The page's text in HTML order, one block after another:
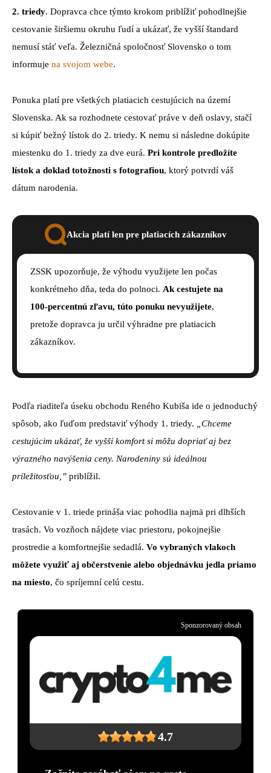
2. triedy. Dopravca chce týmto krokom priblížiť pohodlnejšie
cestovanie širšiemu okruhu ľudí a ukázať, že vyšší štandard
nemusí stáť veľa. Železničná spoločnosť Slovensko o tom
informuje na svojom webe.
Ponuka platí pre všetkých platiacich cestujúcich na území
Slovenska. Ak sa rozhodnete cestovať práve v deň oslavy, stačí
si kúpiť bežný lístok do 2. triedy. K nemu si následne dokúpite
miestenku do 1. triedy za dve eurá. Pri kontrole predložíte
lístok a doklad totožnosti s fotografiou, ktorý potvrdí váš
dátum narodenia.
Akcia platí len pre platiacích zákazníkov
ZSSK upozorňuje, že výhodu využijete len počas
konkrétneho dňa, teda do polnoci. Ak cestujete na
100-percentnú zľavu, túto ponuku nevyužijete,
pretože dopravca ju určil výhradne pre platiacich
zákazníkov.
Podľa riaditeľa úseku obchodu Reného Kubiša ide o jednoduchý
spôsob, ako ľuďom predstaviť výhody 1. triedy.
„Chceme
cestujúcim ukázať, že vyšší komfort si môžu dopriať aj bez
výrazného navýšenia ceny. Narodeniny sú ideálnou
príležitosťou,” priblížil.
Cestovanie v 1. triede prináša viac pohodlia najmä pri dlhších
trasách. Vo vozňoch nájdete viac priestoru, pokojnejšie
prostredie a komfortnejšie sedadlá. Vo vybraných vlakoch
môžete využiť aj občerstvenie alebo objednávku jedla priamo
na miesto, čo spríjemní celú cestu.
4.7
Sponzorovaný obsah